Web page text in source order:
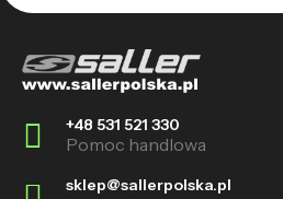
+48 531 521 330
Pomoc handlowa
sklep@sallerpolska.pl